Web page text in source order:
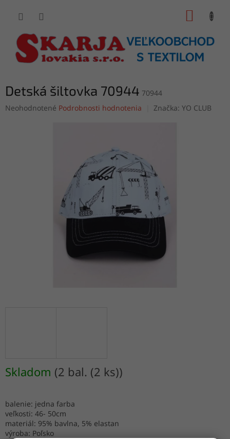
Detská šiltovka 70944 70944
Priemerné
Neohodnotené Podrobnosti hodnotenia Značka: YO CLUB
Skladom (2 bal. (2 ks))
balenie: jedna farba
veľkosti: 46- 50cm
materiál: 95% bavlna, 5% elastan
výroba: Poľsko